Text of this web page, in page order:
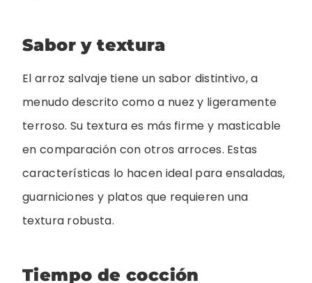
Sabor y textura
El arroz salvaje tiene un sabor distintivo, a
menudo descrito como a nuez y ligeramente
terroso. Su textura es más firme y masticable
en comparación con otros arroces. Estas
características lo hacen ideal para ensaladas,
guarniciones y platos que requieren una
textura robusta.
Tiempo de cocción